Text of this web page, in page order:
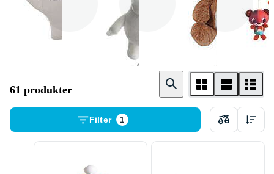
Jabadabado Rätt Start Little Dutch
61 produkter
Filter 1